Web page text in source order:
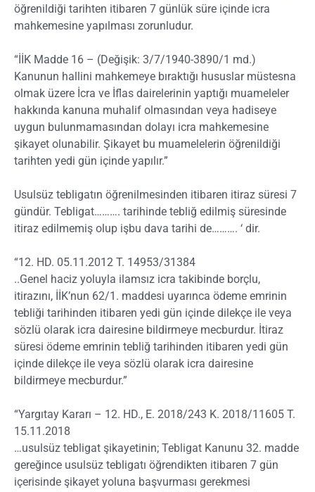
öğrenildiği tarihten itibaren 7 günlük süre içinde icra
mahkemesine yapılması zorunludur.
“İİK Madde 16 – (Değişik: 3/7/1940-3890/1 md.)
Kanunun hallini mahkemeye bıraktığı hususlar müstesna
olmak üzere İcra ve İflas dairelerinin yaptığı muameleler
hakkında kanuna muhalif olmasından veya hadiseye
uygun bulunmamasından dolayı icra mahkemesine
şikayet olunabilir. Şikayet bu muamelelerin öğrenildiği
tarihten yedi gün içinde yapılır.”
Usulsüz tebligatın öğrenilmesinden itibaren itiraz süresi 7
gündür. Tebligat………. tarihinde tebliğ edilmiş süresinde
itiraz edilmemiş olup işbu dava tarihi de………. ‘ dir.
“12. HD. 05.11.2012 T. 14953/31384
..Genel haciz yoluyla ilamsız icra takibinde borçlu,
itirazını, İİK’nun 62/1. maddesi uyarınca ödeme emrinin
tebliği tarihinden itibaren yedi gün içinde dilekçe ile veya
sözlü olarak icra dairesine bildirmeye mecburdur. İtiraz
süresi ödeme emrinin tebliğ tarihinden itibaren yedi gün
içinde dilekçe ile veya sözlü olarak icra dairesine
bildirmeye mecburdur.”
“Yargıtay Kararı – 12. HD., E. 2018/243 K. 2018/11605 T.
15.11.2018
…usulsüz tebligat şikayetinin; Tebligat Kanunu 32. madde
gereğince usulsüz tebligatı öğrendikten itibaren 7 gün
içerisinde şikayet yoluna başvurması gerekmesi